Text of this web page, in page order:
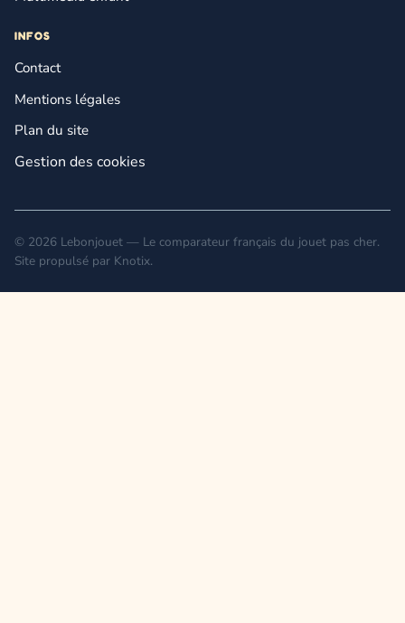
INFOS
Contact
Mentions légales
Plan du site
Gestion des cookies
© 2026 Lebonjouet — Le comparateur français du jouet pas cher.
Site propulsé par Knotix.